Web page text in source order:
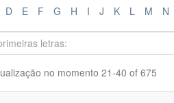
D E F G H I J K L M N
no momento 21-40 of 675